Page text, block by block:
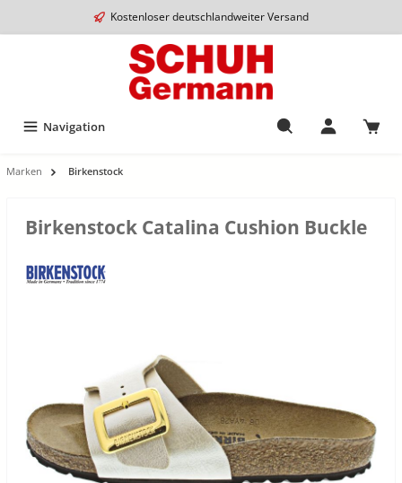
Kostenloser deutschlandweiter Versand
Navigation
Marken Birkenstock
Birkenstock Catalina Cushion Buckle